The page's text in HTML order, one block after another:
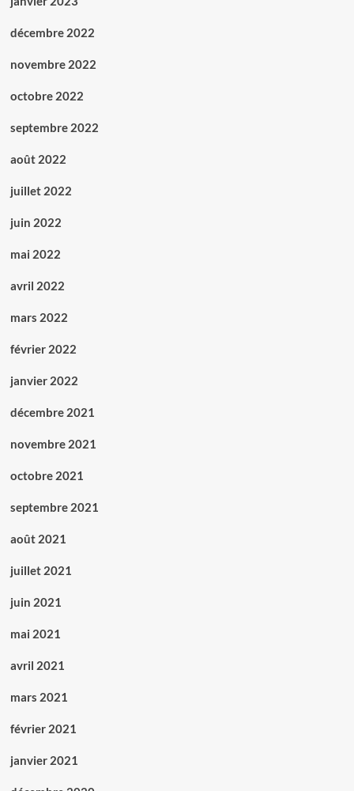
décembre 2022
novembre 2022
octobre 2022
septembre 2022
août 2022
juillet 2022
juin 2022
mai 2022
avril 2022
mars 2022
février 2022
janvier 2022
décembre 2021
novembre 2021
octobre 2021
septembre 2021
août 2021
juillet 2021
juin 2021
mai 2021
avril 2021
mars 2021
février 2021
janvier 2021